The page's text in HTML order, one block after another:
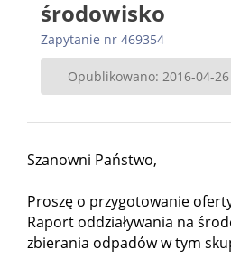
środowisko
Zapytanie nr 469354
Opublikowano: 2016-04-26
Szanowni Państwo,
Proszę o przygotowanie
Raport oddziaływania na
zbierania odpadów w tym